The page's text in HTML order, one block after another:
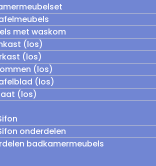
met waskom
(los)
(los)
(los)
(los)
(los)
onderdelen
badkamermeubels